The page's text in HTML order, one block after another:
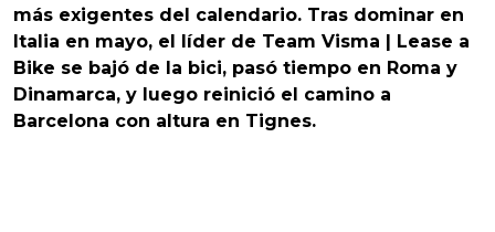
más exigentes del calendario. Tras dominar en
Italia en mayo, el líder de Team Visma | Lease a
Bike se bajó de la bici, pasó tiempo en Roma y
Dinamarca, y luego reinició el camino a
Barcelona con altura en Tignes.